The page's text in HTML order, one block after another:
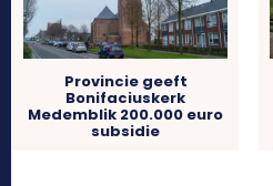
Provincie geeft
Bonifaciuskerk
Medemblik 200.000 euro
subsidie